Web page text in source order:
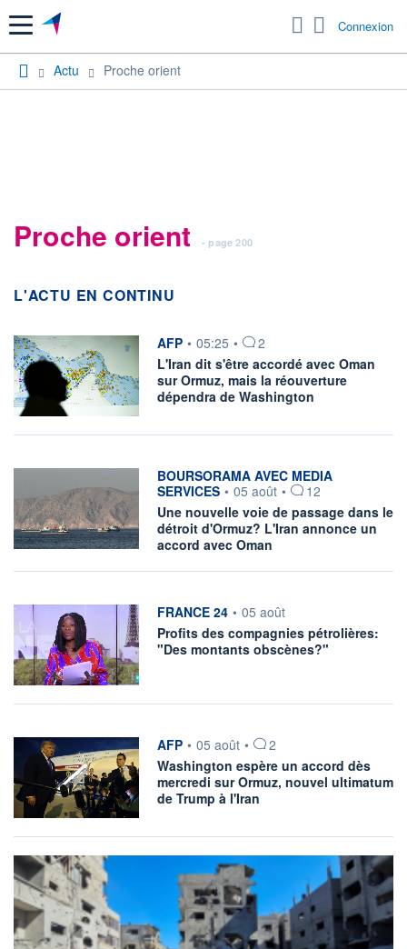
Menu Connexion
Actu Proche orient
Proche orient - page 200
L'ACTU EN CONTINU
information fournie par
AFP • 05:25 •
2
L'Iran dit s'être accordé avec Oman
sur Ormuz, mais la réouverture
dépendra de Washington
information fournie par
BOURSORAMA AVEC MEDIA
SERVICES • 05 août •
12
Une nouvelle voie de passage dans le
détroit d'Ormuz? L'Iran annonce un
accord avec Oman
information fournie par
FRANCE 24 • 05 août
Profits des compagnies pétrolières:
"Des montants obscènes?"
information fournie par
AFP • 05 août •
2
Washington espère un accord dès
mercredi sur Ormuz, nouvel ultimatum
de Trump à l'Iran